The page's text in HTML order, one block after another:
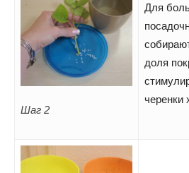
Шаг 2
Для
доля
черенки